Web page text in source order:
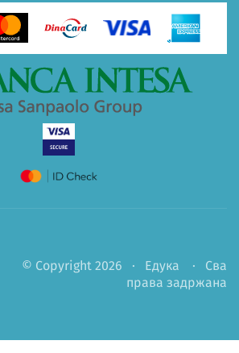
© Copyright 2026 · Едука · Сва
права задржана